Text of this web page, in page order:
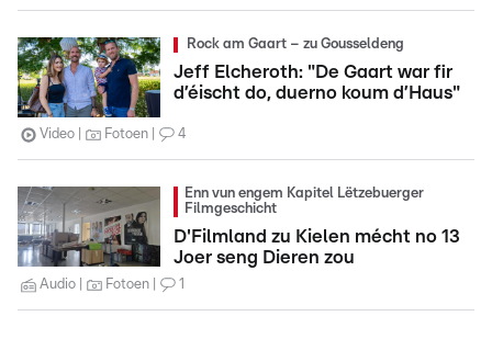
Rock am Gaart – zu Gousseldeng
Jeff Elcheroth: "De Gaart war fir
d’éischt do, duerno koum d’Haus"
Video Fotoen 4
Enn vun engem Kapitel Lëtzebuerger
Filmgeschicht
D'Filmland zu Kielen mécht no 13
Joer seng Dieren zou
Audio Fotoen 1